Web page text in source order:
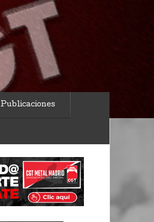
Publicaciones